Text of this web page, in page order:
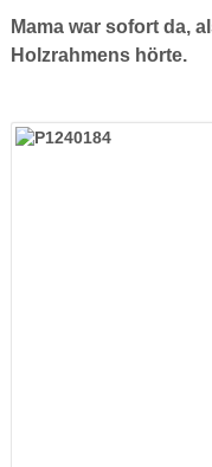
Mama war sofort da,
Holzrahmens hörte.